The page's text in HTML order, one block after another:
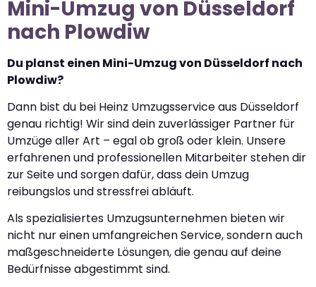
Mini-Umzug von Düsseldorf
nach Plowdiw
Du planst einen Mini-Umzug von Düsseldorf nach
Plowdiw?
Dann bist du bei Heinz Umzugsservice aus Düsseldorf
genau richtig! Wir sind dein zuverlässiger Partner für
Umzüge aller Art – egal ob groß oder klein. Unsere
erfahrenen und professionellen Mitarbeiter stehen dir
zur Seite und sorgen dafür, dass dein Umzug
reibungslos und stressfrei abläuft.
Als spezialisiertes Umzugsunternehmen bieten wir
nicht nur einen umfangreichen Service, sondern auch
maßgeschneiderte Lösungen, die genau auf deine
Bedürfnisse abgestimmt sind.